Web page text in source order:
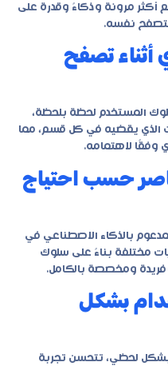
أكثر مرونة وذكاءً وقدرة على
نفسه.
أثناء تصفح
المستخدم لحظة بلحظة،
الذي يقضيه في كل قسم، مما
وفقًا لاهتمامه.
حسب احتياج
بالذكاء الاصطناعي في
مختلفة بناءً على سلوك
فريدة ومخصصة بالكامل.
بشكل
بشكل لحظي، تتحسن تجربة